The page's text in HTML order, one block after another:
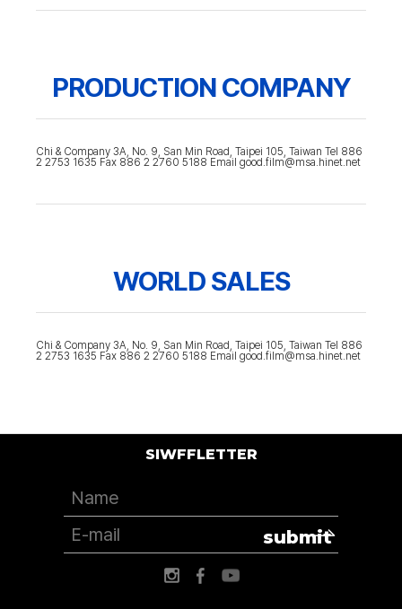
PRODUCTION COMPANY
Chi & Company 3A, No. 9, San Min Road, Taipei 105, Taiwan Tel 886
2 2753 1635 Fax 886 2 2760 5188 Email good.film@msa.hinet.net
WORLD SALES
Chi & Company 3A, No. 9, San Min Road, Taipei 105, Taiwan Tel 886
2 2753 1635 Fax 886 2 2760 5188 Email good.film@msa.hinet.net
SIWFFLETTER
submit